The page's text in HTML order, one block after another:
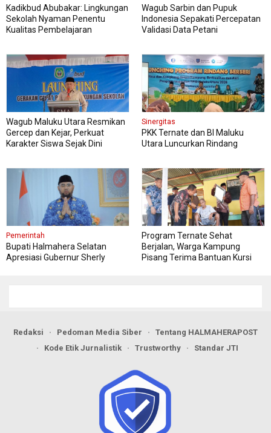
Kadikbud Abubakar: Lingkungan
Sekolah Nyaman Penentu
Kualitas Pembelajaran
Wagub Sarbin dan Pupuk
Indonesia Sepakati Percepatan
Validasi Data Petani
Wagub Maluku Utara Resmikan
Gercep dan Kejar, Perkuat
Karakter Siswa Sejak Dini
Sinergitas
PKK Ternate dan BI Maluku
Utara Luncurkan Rindang
Pemerintah
Bupati Halmahera Selatan
Apresiasi Gubernur Sherly
Program Ternate Sehat
Berjalan, Warga Kampung
Pisang Terima Bantuan Kursi
Redaksi Pedoman Media Siber
Tentang HALMAHERAPOST
Kode Etik Jurnalistik
Trustworthy Standar JTI